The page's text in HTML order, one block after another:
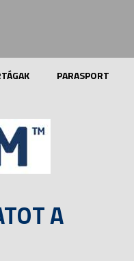
PARASPORT
A